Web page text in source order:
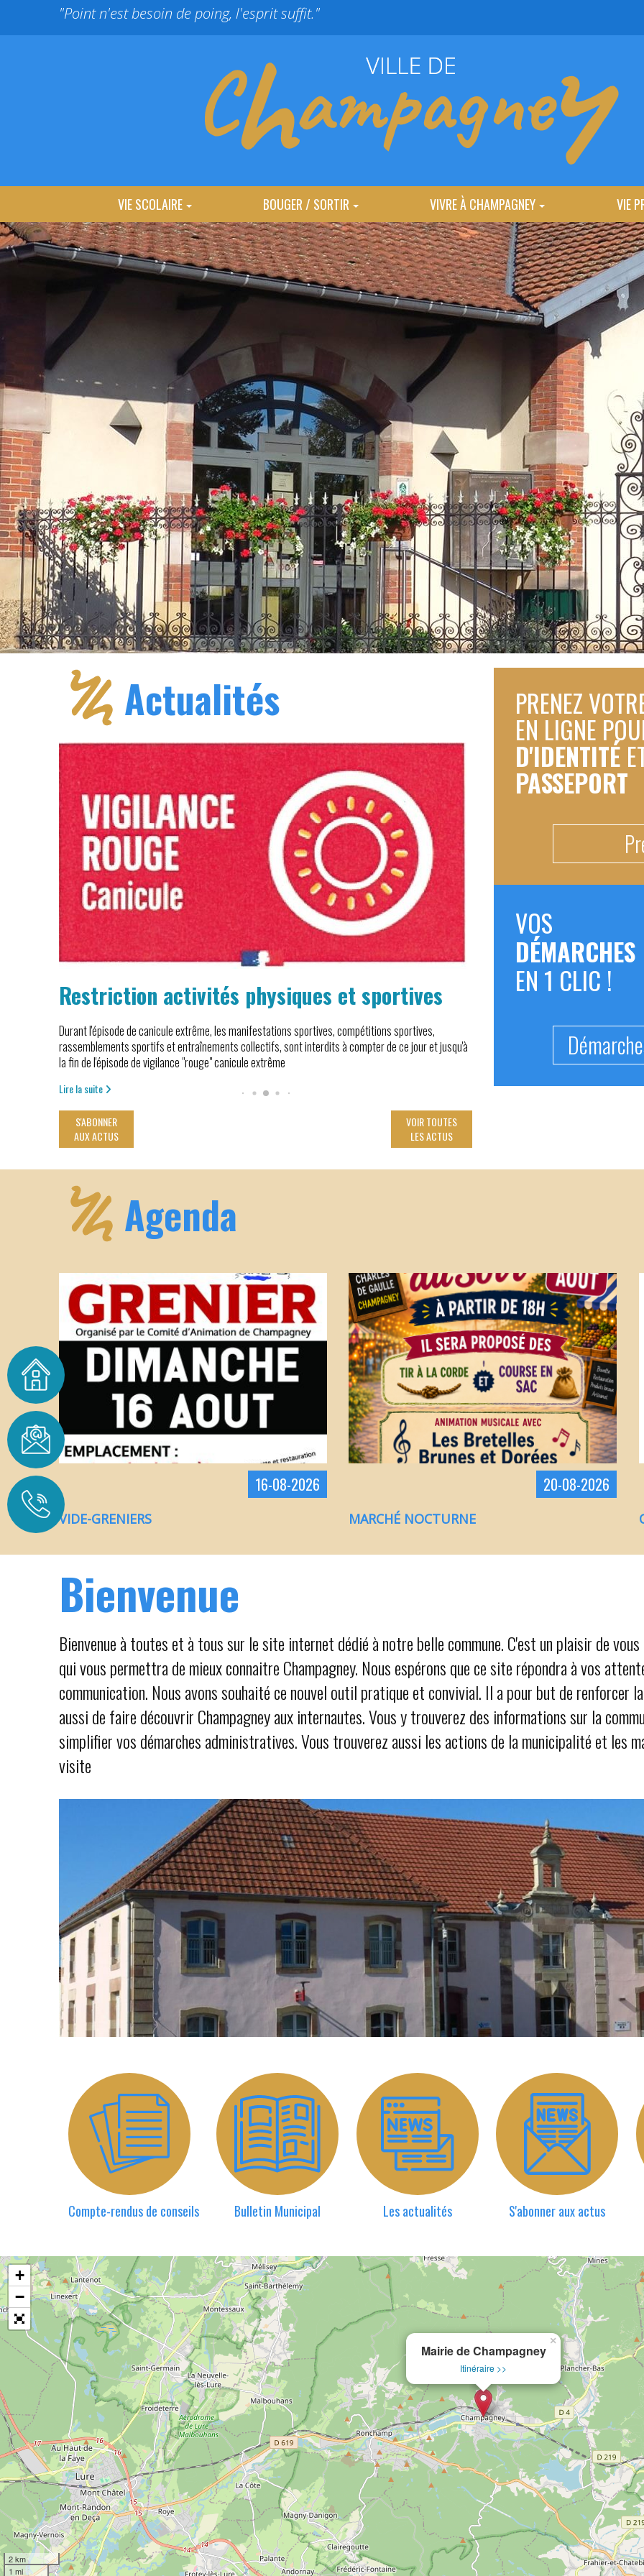
"Point n'est besoin de poing, l'esprit suffit."
VIE SCOLAIRE BOUGER / SORTIR VIVRE À CHAMPAGNEY VIE
Actualités
Restriction activités physiques et sportives
Durant l'épisode de canicule extrême, les manifestations sportives, compétitions sportives,
rassemblements sportifs et entraînements collectifs, sont interdits à compter de ce jour et jusqu'à
la fin de l'épisode de vigilance "rouge" canicule extrême
Lire la suite
Interdiction
sur la voie publique
A compter du 25 juin 2026 à 12 h et
interdite sur tout le département de la
Lire la suite
S'ABONNER
AUX ACTUS
VOIR TOUTES
LES ACTUS
PRENEZ
EN LIGNE
D'IDENTITÉ
PASSEPORT
VOS
DÉMARCHES
EN 1 CLIC !
Agenda
16-08-2026
VIDE-GRENIERS
20-08-2026
MARCHÉ NOCTURNE
Bienvenue
Bienvenue à toutes et à tous sur le site internet dédié à notre belle commune. C'est un plaisir de
qui vous permettra de mieux connaitre Champagney. Nous espérons que ce site répondra à vos
communication. Nous avons souhaité ce nouvel outil pratique et convivial. Il a pour but de renforcer
aussi de faire découvrir Champagney aux internautes. Vous y trouverez des informations sur la
simplifier vos démarches administratives. Vous trouverez aussi les actions de la municipalité et les
visite
Compte-rendus de conseils Bulletin Municipal Les actualités S'abonner aux actus
Mairie de Champagney
Itinéraire >>
×
+
−
2 km
1 mi
Panneau de gestion des cookies